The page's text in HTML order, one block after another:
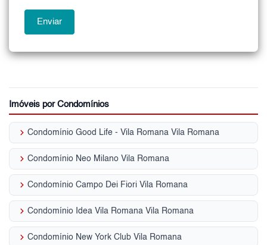
Imóveis por Condomínios
keyboard_arrow_right Condomínio Good Life - Vila Romana Vila Romana
keyboard_arrow_right Condomínio Neo Milano Vila Romana
keyboard_arrow_right Condomínio Campo Dei Fiori Vila Romana
keyboard_arrow_right Condomínio Idea Vila Romana Vila Romana
keyboard_arrow_right Condomínio New York Club Vila Romana